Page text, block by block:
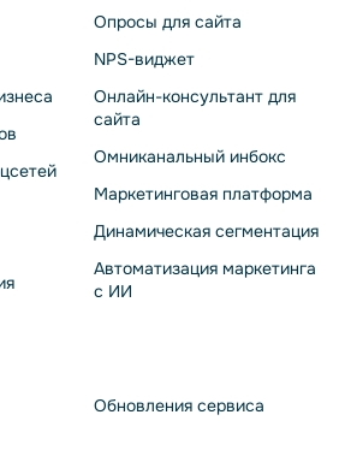
Опросы для сайта
NPS-виджет
Онлайн-консультант для
сайта
Омниканальный инбокс
Маркетинговая платформа
Динамическая сегментация
Автоматизация маркетинга
с ИИ
Обновления сервиса